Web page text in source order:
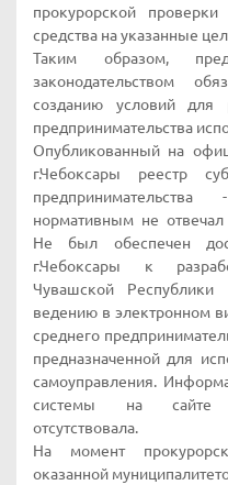
прокурорской
средства на указанные
Таким образом,
законодательством
созданию условий для
предпринимательства
Опубликованный на
г.Чебоксары реестр
нормативным не
Не был обеспечен
г.Чебоксары к
Чувашской
ведению в электронном
среднего
предназначенной для
самоуправления.
системы на сайте
отсутствовала.
На момент
оказанной